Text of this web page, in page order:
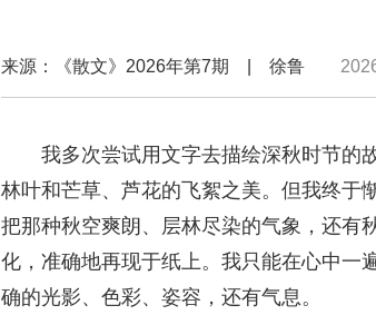
来源：《散文》2026年第7期 | 徐鲁
我多次尝试用文字去描绘深秋时节的
林叶和芒草、芦花的飞絮之美。但我终于
把那种秋空爽朗、层林尽染的气象，还有
化，准确地再现于纸上。我只能在心中一
确的光影、色彩、姿容，还有气息。